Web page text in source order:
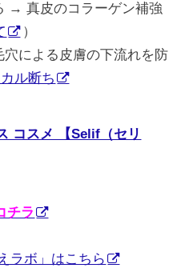
→ 真皮のコラーゲン補強
）
による皮膚の下流れを防
ル断ち
コスメ 【Selif（セリ
チラ
ラボ」はこちら